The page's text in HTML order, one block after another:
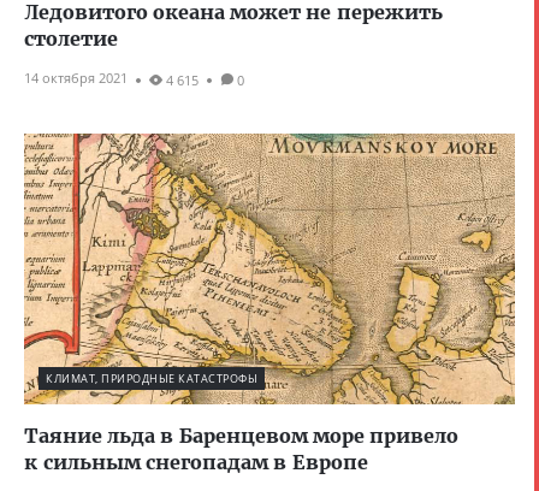
Ледовитого океана может не пережить
столетие
14 октября 2021 4 615 0
КЛИМАТ, ПРИРОДНЫЕ КАТАСТРОФЫ
Таяние льда в Баренцевом море привело
к сильным снегопадам в Европе